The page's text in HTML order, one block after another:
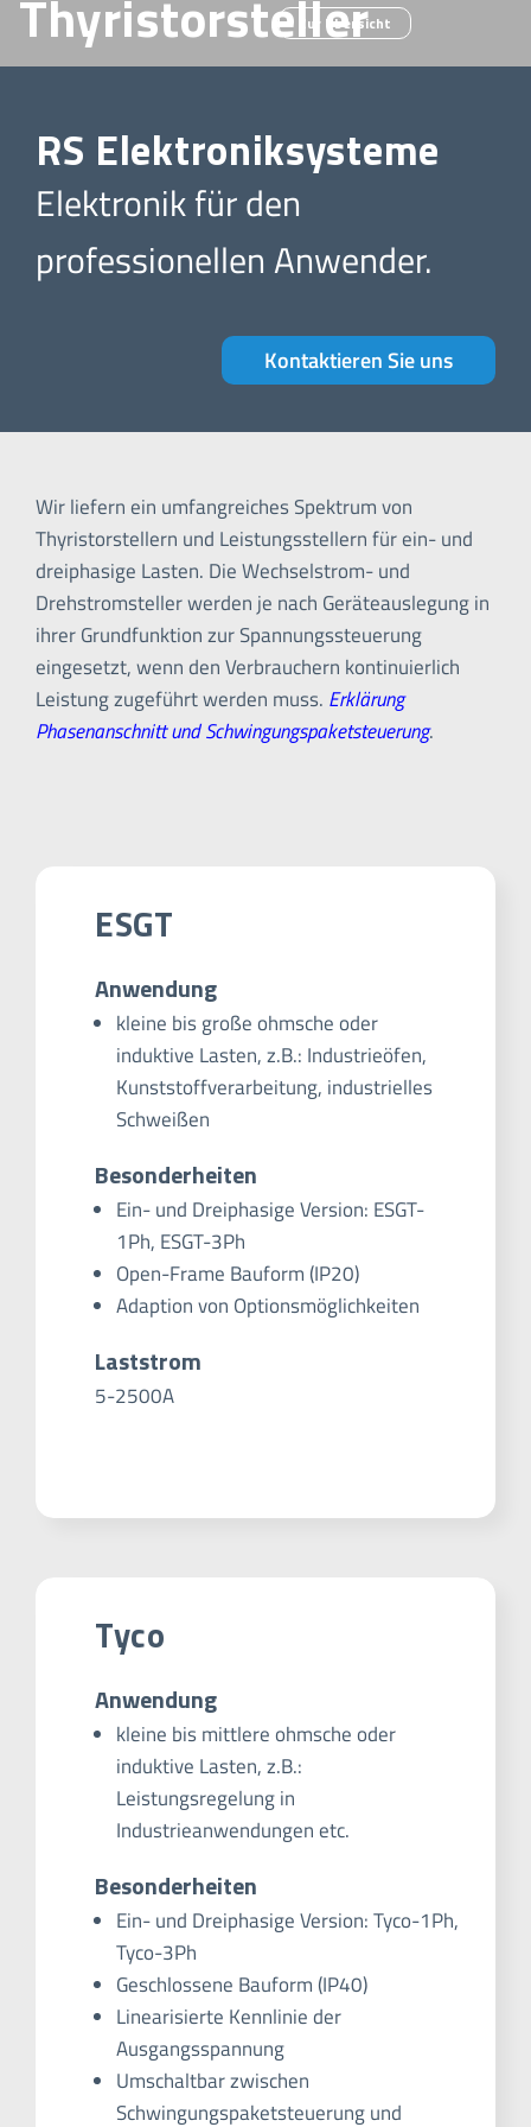
Thyristorsteller
Zur Übersicht
RS Elektroniksysteme
Elektronik für den
professionellen Anwender.
Kontaktieren Sie uns
Wir liefern ein umfangreiches Spektrum von
Thyristorstellern und Leistungsstellern für ein- und
dreiphasige Lasten. Die Wechselstrom- und
Drehstromsteller werden je nach Geräteauslegung in
ihrer Grundfunktion zur Spannungssteuerung
eingesetzt, wenn den Verbrauchern kontinuierlich
Leistung zugeführt werden muss. Erklärung
Phasenanschnitt und Schwingungspaketsteuerung.
ESGT
Anwendung
kleine bis große ohmsche oder
induktive Lasten, z.B.: Industrieöfen,
Kunststoffverarbeitung, industrielles
Schweißen
Besonderheiten
Ein- und Dreiphasige Version: ESGT-
1Ph, ESGT-3Ph
Open-Frame Bauform (IP20)
Adaption von Optionsmöglichkeiten
Laststrom
5-2500A
Tyco
Anwendung
kleine bis mittlere ohmsche oder
induktive Lasten, z.B.:
Leistungsregelung in
Industrieanwendungen etc.
Besonderheiten
Ein- und Dreiphasige Version: Tyco-1Ph,
Tyco-3Ph
Geschlossene Bauform (IP40)
Linearisierte Kennlinie der
Ausgangsspannung
Umschaltbar zwischen
Schwingungspaketsteuerung und